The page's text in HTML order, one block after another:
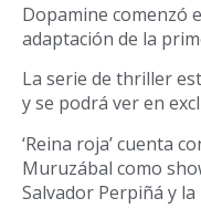
Dopamine comenzó
adaptación de la
La serie de thriller
y se podrá ver en
‘Reina roja’ cuenta
Muruzábal como
Salvador Perpiñá y